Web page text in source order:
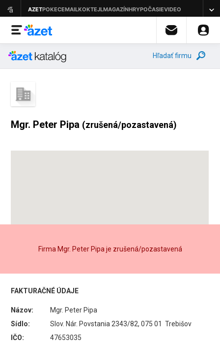
Hľadať firmu
Mgr. Peter Pipa (zrušená/pozastavená)
Firma Mgr. Peter Pipa je zrušená/pozastavená
FAKTURAČNÉ ÚDAJE
Názov:
Mgr. Peter Pipa
Sídlo:
Slov. Nár. Povstania 2343/82, 075 01 Trebišov
IČO:
47653035